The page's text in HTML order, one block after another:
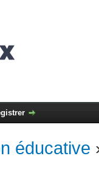
éducative